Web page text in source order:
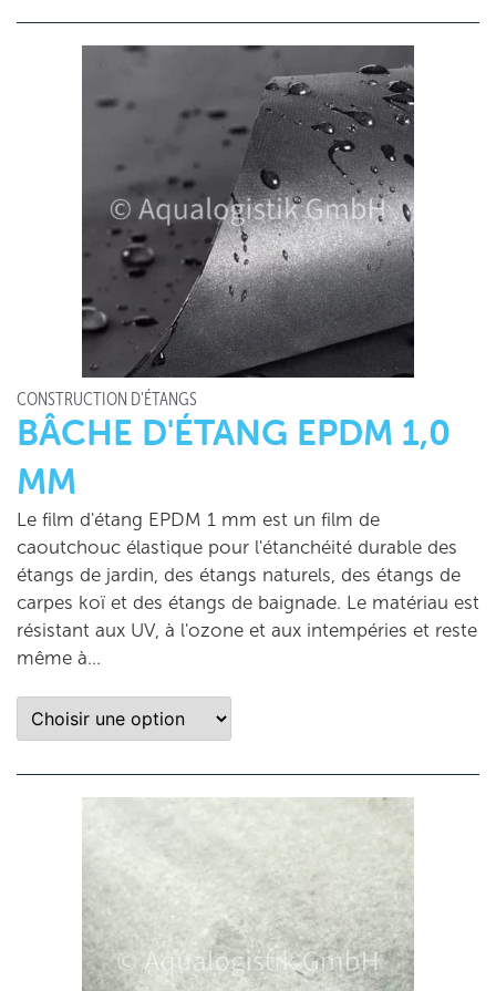
CONSTRUCTION D'ÉTANGS
BÂCHE D'ÉTANG EPDM 1,0
MM
Le film d'étang EPDM 1 mm est un film de
caoutchouc élastique pour l'étanchéité durable des
étangs de jardin, des étangs naturels, des étangs de
carpes koï et des étangs de baignade. Le matériau est
résistant aux UV, à l'ozone et aux intempéries et reste
même à...